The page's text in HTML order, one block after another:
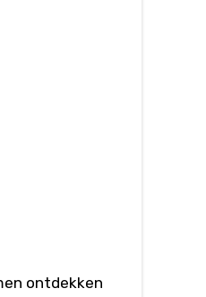
ontdekken